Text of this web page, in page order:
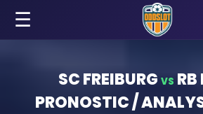
☰
SC FREIBURG VS RB
PRONOSTIC /